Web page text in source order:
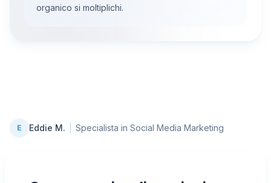
organico si moltiplichi.
E Eddie M. Specialista in Social Media Marketing